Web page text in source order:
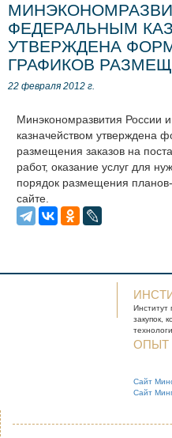
ФЕДЕРАЛЬНЫМ
УТВЕРЖДЕНА
ГРАФИКОВ
22 февраля 2012 г.
Минэкономразвития России
казначейством утверждена
размещения заказов на
работ, оказание услуг для
порядок размещения
сайте.
Институт
закупок,
ОПЫТ
Сайт
Сайт